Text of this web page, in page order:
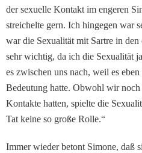
der sexuelle Kontakt im engeren
streichelte gern. Ich hingegen war
war die Sexualität mit Sartre in den
sehr wichtig, da ich die Sexualität
es zwischen uns nach, weil es
Bedeutung hat­te. Obwohl wir noch
Kon­takte hatten, spielte die
Tat keine so große Rol­le.“
Immer wieder betont Simone, daß